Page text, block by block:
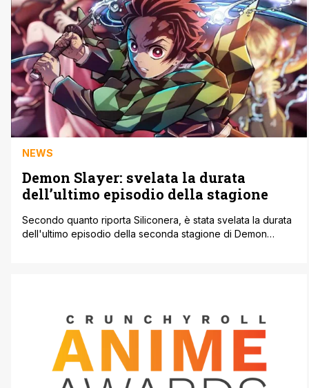
NEWS
Demon Slayer: svelata la durata
dell’ultimo episodio della stagione
Secondo quanto riporta Siliconera, è stata svelata la durata
dell'ultimo episodio della seconda stagione di Demon
フジテレビ系列にて2月13日（日）夜11時15分より、放送枠を45
分に拡大して放送いたします。 次回予告第十話はこちらから
https://t.co/2VLiOcm5YN#鬼滅の刃 ' 鬼滅の刃公式
(@kimetsu_off) February 6, 2022 L'episodio andrà in onda il
13 febbraio 2022 in [']